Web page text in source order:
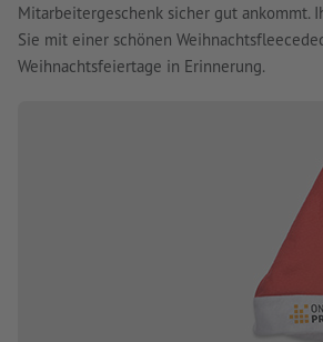
Mitarbeitergeschenk sicher gut ankommt.
Sie mit einer schönen
Weihnachtsfeiertage in Erinnerung.